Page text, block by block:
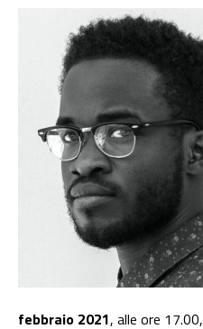
febbraio 2021, alle ore 17.00,